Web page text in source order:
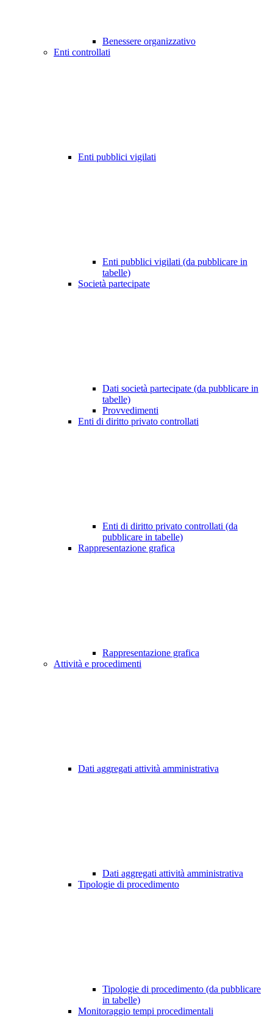
Benessere organizzativo
Enti controllati
Enti pubblici vigilati
Enti pubblici vigilati (da pubblicare in
tabelle)
Società partecipate
Dati società partecipate (da pubblicare in
tabelle)
Provvedimenti
Enti di diritto privato controllati
Enti di diritto privato controllati (da
pubblicare in tabelle)
Rappresentazione grafica
Rappresentazione grafica
Attività e procedimenti
Dati aggregati attività amministrativa
Dati aggregati attività amministrativa
Tipologie di procedimento
Tipologie di procedimento (da pubblicare
in tabelle)
Monitoraggio tempi procedimentali